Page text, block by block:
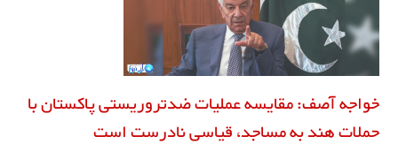
خواجه آصف: مقایسه عملیات ضدتروریستی پاکستان با
حملات هند به مساجد، قیاسی نادرست است